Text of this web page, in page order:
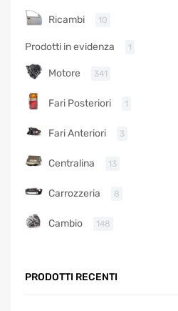
Ricambi 10
Prodotti in evidenza 1
Motore 341
Fari Posteriori 1
Fari Anteriori 3
Centralina 13
Carrozzeria 8
Cambio 148
PRODOTTI RECENTI